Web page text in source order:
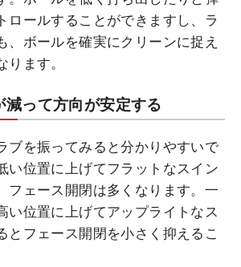
ロールすることができますし、ラ
、ボールを確実にクリーンに捉え
ります。
減って方向が安定する
ブを振ってみると分かりやすいで
い位置に上げてフラットなスイン
フェース開閉は多くなります。一
い位置に上げてアップライトなス
とフェース開閉を小さく抑えるこ